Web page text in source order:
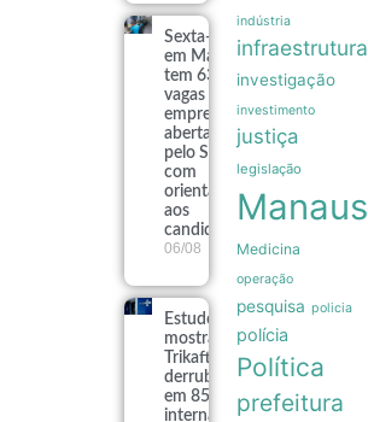
Sexta-feira
em Manaus
tem 639
vagas de
emprego
abertas
pelo Sine
com
orientações
aos
candidatos
06/08
Estudo
mostra que
Trikafta
derrubou
em 85% as
internações
indústria
infraestrutura
investigação
investimento
justiça
legislação
Manaus
Medicina
operação
pesquisa policia
polícia
Política
prefeitura